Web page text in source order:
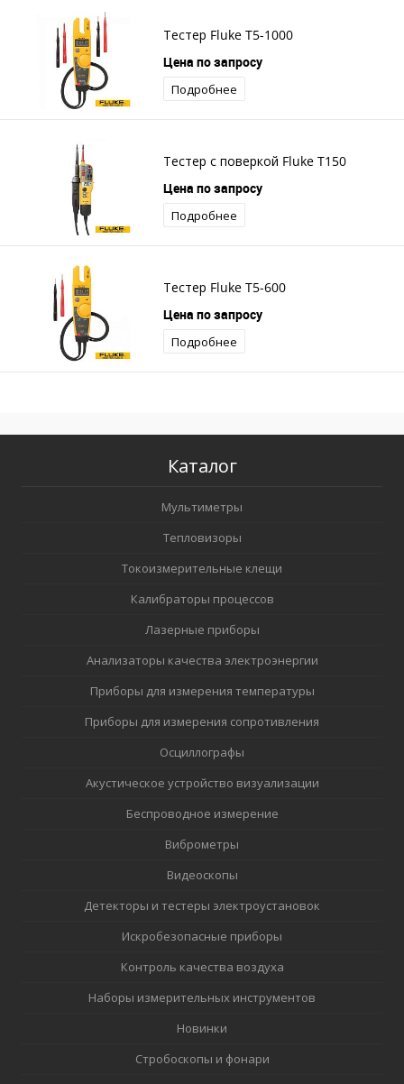
Тестер Fluke T5-1000
Цена по запросу
Подробнее
Тестер с поверкой Fluke T150
Цена по запросу
Подробнее
Тестер Fluke T5-600
Цена по запросу
Подробнее
Каталог
Мультиметры
Тепловизоры
Токоизмерительные клещи
Калибраторы процессов
Лазерные приборы
Анализаторы качества электроэнергии
Приборы для измерения температуры
Приборы для измерения сопротивления
Осциллографы
Акустическое устройство визуализации
Беспроводное измерение
Виброметры
Видеоскопы
Детекторы и тестеры электроустановок
Искробезопасные приборы
Контроль качества воздуха
Наборы измерительных инструментов
Новинки
Стробоскопы и фонари